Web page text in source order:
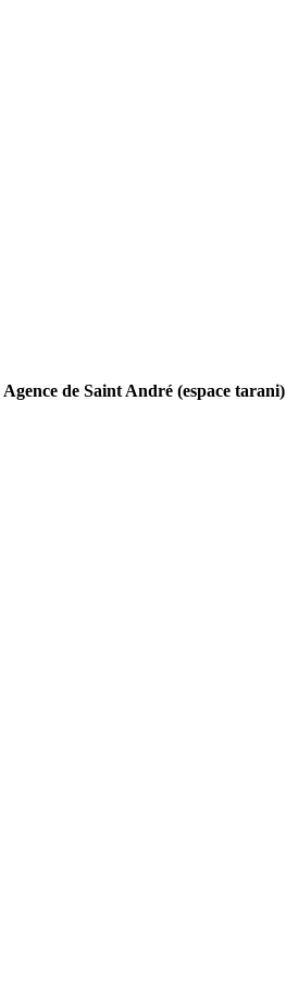
Agence de Saint André (espace tarani)